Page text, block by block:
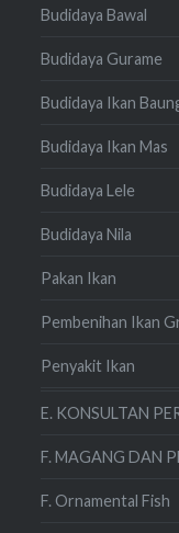
Budidaya Bawal
Budidaya Gurame
Budidaya Ikan
Budidaya Ikan Mas
Budidaya Lele
Budidaya Nila
Pakan Ikan
Pembenihan Ikan
Penyakit Ikan
E. KONSULTAN
F. MAGANG DAN
F. Ornamental Fish